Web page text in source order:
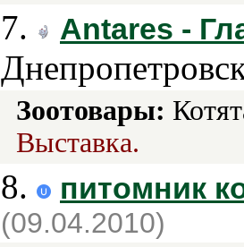
7. Antares -
Зоотовары:
Выставка.
8. питомник
(09.04.2010)